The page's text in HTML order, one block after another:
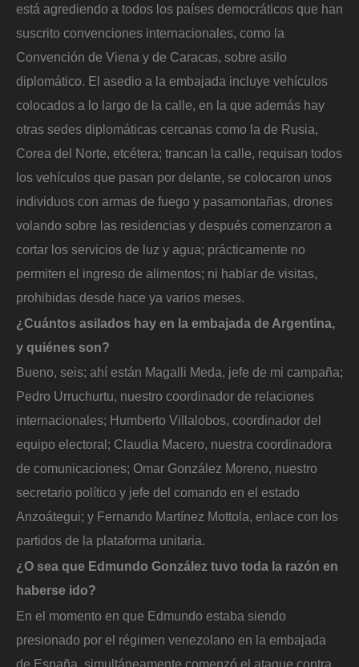
está agrediendo a todos los países democráticos que han
suscrito convenciones internacionales, como la
Convención de Viena y de Caracas, sobre asilo
diplomático. El asedio a la embajada incluye vehículos
colocados a lo largo de la calle, en la que además hay
otras sedes diplomáticas cercanas como la de Rusia,
Corea del Norte, etcétera; trancan la calle, requisan todos
los vehículos que pasan por delante, se colocaron unos
individuos con armas de fuego y pasamontañas, drones
volando sobre las residencias y después comenzaron a
cortar los servicios de luz y agua; prácticamente no
permiten el ingreso de alimentos; ni hablar de visitas,
prohibidas desde hace ya varios meses.
¿Cuántos asilados hay en la embajada de Argentina,
y quiénes son?
Bueno, seis; ahí están Magalli Meda, jefe de mi campaña;
Pedro Urruchurtu, nuestro coordinador de relaciones
internacionales; Humberto Villalobos, coordinador del
equipo electoral; Claudia Macero, nuestra coordinadora
de comunicaciones; Omar González Moreno, nuestro
secretario político y jefe del comando en el estado
Anzoátegui; y Fernando Martínez Mottola, enlace con los
partidos de la plataforma unitaria.
¿O sea que Edmundo González tuvo toda la razón en
haberse ido?
En el momento en que Edmundo estaba siendo
presionado por el régimen venezolano en la embajada
de España, simultáneamente comenzó el ataque contra